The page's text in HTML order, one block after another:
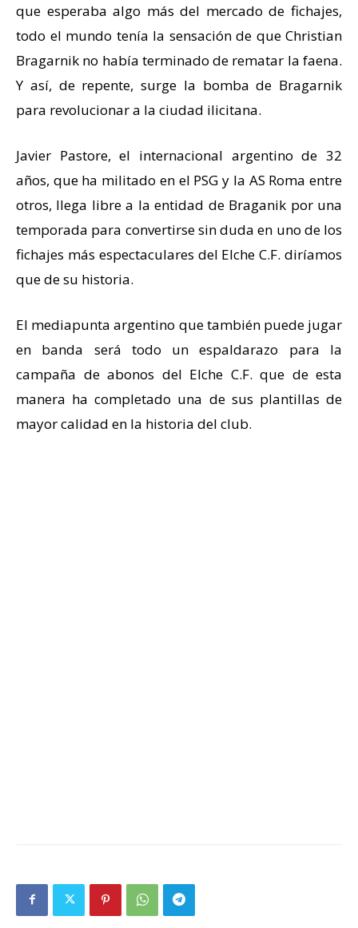
que esperaba algo más del mercado de fichajes,
todo el mundo tenía la sensación de que Christian
Bragarnik no había terminado de rematar la faena.
Y así, de repente, surge la bomba de Bragarnik
para revolucionar a la ciudad ilicitana.
Javier Pastore, el internacional argentino de 32
años, que ha militado en el PSG y la AS Roma entre
otros, llega libre a la entidad de Braganik por una
temporada para convertirse sin duda en uno de los
fichajes más espectaculares del Elche C.F. diríamos
que de su historia.
El mediapunta argentino que también puede jugar
en banda será todo un espaldarazo para la
campaña de abonos del Elche C.F. que de esta
manera ha completado una de sus plantillas de
mayor calidad en la historia del club.